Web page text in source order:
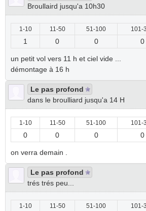
Broullaird jusqu'a 10h30
1-10 11-50 51-100 101-
1 0 0 0
un petit vol vers 11 h et ciel vide ...
démontage à 16 h
Le pas profond
dans le broulliard jusqu'a 14 H
1-10 11-50 51-100 101-
0 0 0 0
on verra demain .
Le pas profond
trés trés peu...
1-10 11-50 51-100 101-